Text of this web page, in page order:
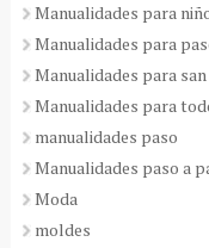
Manualidades para
Manualidades para
Manualidades para
Manualidades para
manualidades paso
Manualidades paso a
Moda
moldes